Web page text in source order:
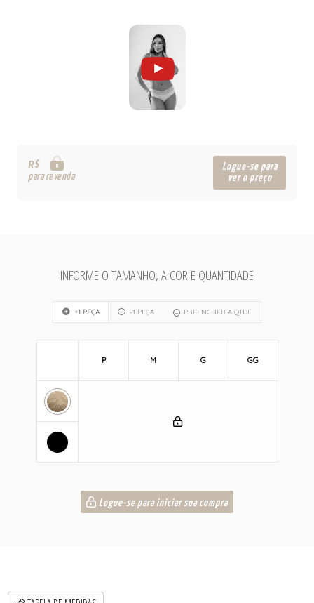
R$
para revenda
Logue-se para
ver o preço
INFORME O TAMANHO, A COR E QUANTIDADE
+1 PEÇA -1 PEÇA PREENCHER A QTDE
P M G GG
Logue-se para iniciar sua compra